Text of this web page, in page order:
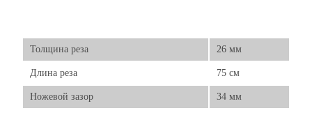
Толщина реза 26 мм
Длина реза 75 см
Ножевой зазор 34 мм